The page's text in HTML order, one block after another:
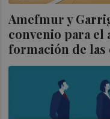
Amefmur y
convenio para el
formación de